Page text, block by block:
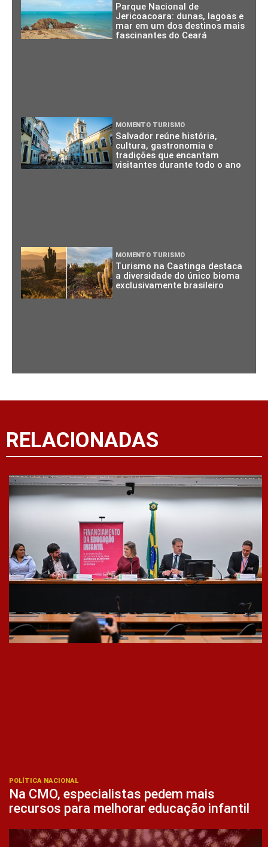
Parque Nacional de
Jericoacoara: dunas, lagoas e
mar em um dos destinos mais
fascinantes do Ceará
MOMENTO TURISMO
Salvador reúne história,
cultura, gastronomia e
tradições que encantam
visitantes durante todo o ano
MOMENTO TURISMO
Turismo na Caatinga destaca
a diversidade do único bioma
exclusivamente brasileiro
RELACIONADAS
POLÍTICA NACIONAL
Na CMO, especialistas pedem mais
recursos para melhorar educação infantil